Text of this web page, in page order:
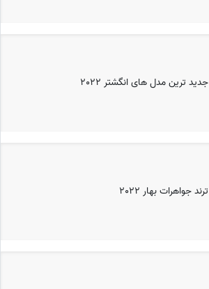
جدید ترین مدل های انگشتر 2022
ترند جواهرات بهار 2022